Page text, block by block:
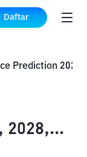
Daftar
2028,